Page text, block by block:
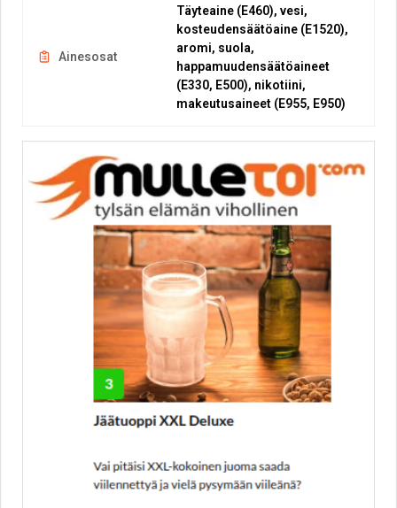
Ainesosat
Täyteaine (E460), vesi,
kosteudensäätöaine (E1520),
aromi, suola,
happamuudensäätöaineet
(E330, E500), nikotiini,
makeutusaineet (E955, E950)